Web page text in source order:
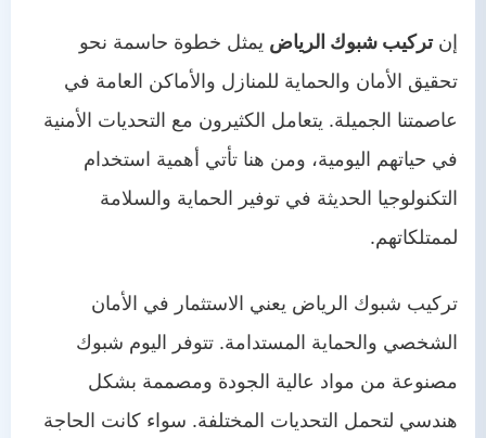
من نحن
اتصل بنا
إنتركيب شبوك الرياض يمثل خطوة حاسمة نحو
تحقيق الأمان والحماية للمنازل والأماكن العامة في
عاصمتنا الجميلة. يتعامل الكثيرون مع التحديات الأمنية
في حياتهم اليومية، ومن هنا تأتي أهمية استخدام
التكنولوجيا الحديثة في توفير الحماية والسلامة
لممتلكاتهم.
تركيب شبوك الرياض يعني الاستثمار في الأمان
الشخصي والحماية المستدامة. تتوفر اليوم شبوك
مصنوعة من مواد عالية الجودة ومصممة بشكل
هندسي لتحمل التحديات المختلفة. سواء كانت الحاجة